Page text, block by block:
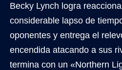
Becky Lynch logra
considerable lapso de
oponentes y entrega el
encendida atacando a sus
termina con un «Northern